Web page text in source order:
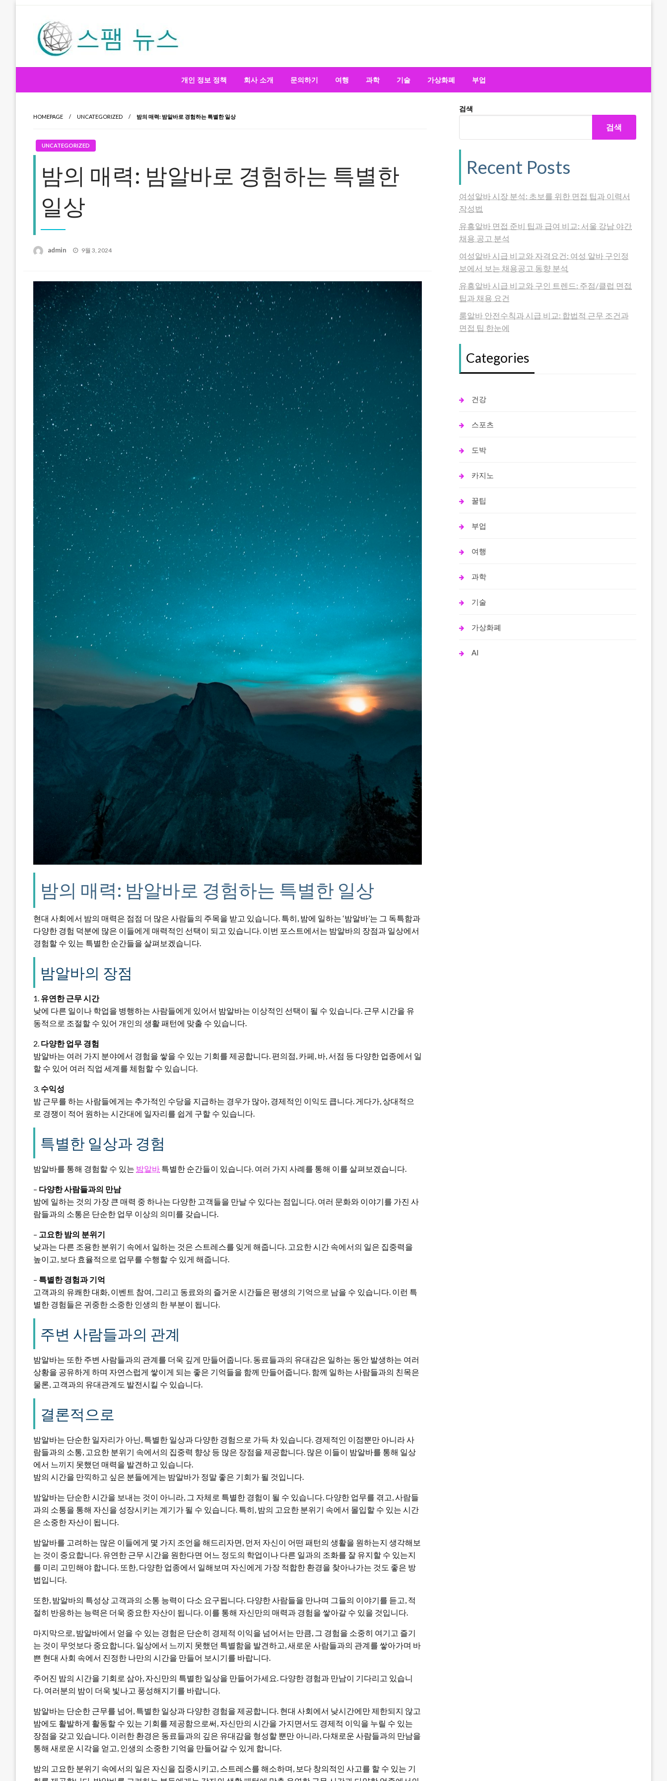
개인 정보 정책 회사 소개 문의하기 여행 과학 기술 가상화폐 부업
HOMEPAGE UNCATEGORIZED 밤의 매력: 밤알바로 경험하는 특별한 일상
UNCATEGORIZED
밤의 매력: 밤알바로 경험하는 특별한
일상
admin
Posted
9월 3, 2024
밤의 매력: 밤알바로 경험하는 특별한 일상
현대 사회에서 밤의 매력은 점점 더 많은 사람들의 주목을 받고 있습니다. 특히, 밤에 일하는 ‘밤알바’는 그 독특함과
다양한 경험 덕분에 많은 이들에게 매력적인 선택이 되고 있습니다. 이번 포스트에서는 밤알바의 장점과 일상에서
경험할 수 있는 특별한 순간들을 살펴보겠습니다.
밤알바의 장점
1. 유연한 근무 시간
낮에 다른 일이나 학업을 병행하는 사람들에게 있어서 밤알바는 이상적인 선택이 될 수 있습니다. 근무 시간을 유
동적으로 조절할 수 있어 개인의 생활 패턴에 맞출 수 있습니다.
2. 다양한 업무 경험
밤알바는 여러 가지 분야에서 경험을 쌓을 수 있는 기회를 제공합니다. 편의점, 카페, 바, 서점 등 다양한 업종에서 일
할 수 있어 여러 직업 세계를 체험할 수 있습니다.
3. 수익성
밤 근무를 하는 사람들에게는 추가적인 수당을 지급하는 경우가 많아, 경제적인 이익도 큽니다. 게다가, 상대적으
로 경쟁이 적어 원하는 시간대에 일자리를 쉽게 구할 수 있습니다.
특별한 일상과 경험
밤알바를 통해 경험할 수 있는 밤알바 특별한 순간들이 있습니다. 여러 가지 사례를 통해 이를 살펴보겠습니다.
– 다양한 사람들과의 만남
밤에 일하는 것의 가장 큰 매력 중 하나는 다양한 고객들을 만날 수 있다는 점입니다. 여러 문화와 이야기를 가진 사
람들과의 소통은 단순한 업무 이상의 의미를 갖습니다.
– 고요한 밤의 분위기
낮과는 다른 조용한 분위기 속에서 일하는 것은 스트레스를 잊게 해줍니다. 고요한 시간 속에서의 일은 집중력을
높이고, 보다 효율적으로 업무를 수행할 수 있게 해줍니다.
– 특별한 경험과 기억
고객과의 유쾌한 대화, 이벤트 참여, 그리고 동료와의 즐거운 시간들은 평생의 기억으로 남을 수 있습니다. 이런 특
별한 경험들은 귀중한 소중한 인생의 한 부분이 됩니다.
주변 사람들과의 관계
밤알바는 또한 주변 사람들과의 관계를 더욱 깊게 만들어줍니다. 동료들과의 유대감은 일하는 동안 발생하는 여러
상황을 공유하게 하며 자연스럽게 쌓이게 되는 좋은 기억들을 함께 만들어줍니다. 함께 일하는 사람들과의 친목은
물론, 고객과의 유대관계도 발전시킬 수 있습니다.
결론적으로
밤알바는 단순한 일자리가 아닌, 특별한 일상과 다양한 경험으로 가득 차 있습니다. 경제적인 이점뿐만 아니라 사
람들과의 소통, 고요한 분위기 속에서의 집중력 향상 등 많은 장점을 제공합니다. 많은 이들이 밤알바를 통해 일상
에서 느끼지 못했던 매력을 발견하고 있습니다.
밤의 시간을 만끽하고 싶은 분들에게는 밤알바가 정말 좋은 기회가 될 것입니다.
밤알바는 단순한 시간을 보내는 것이 아니라, 그 자체로 특별한 경험이 될 수 있습니다. 다양한 업무를 겪고, 사람들
과의 소통을 통해 자신을 성장시키는 계기가 될 수 있습니다. 특히, 밤의 고요한 분위기 속에서 몰입할 수 있는 시간
은 소중한 자산이 됩니다.
밤알바를 고려하는 많은 이들에게 몇 가지 조언을 해드리자면, 먼저 자신이 어떤 패턴의 생활을 원하는지 생각해보
는 것이 중요합니다. 유연한 근무 시간을 원한다면 어느 정도의 학업이나 다른 일과의 조화를 잘 유지할 수 있는지
를 미리 고민해야 합니다. 또한, 다양한 업종에서 일해보며 자신에게 가장 적합한 환경을 찾아나가는 것도 좋은 방
법입니다.
또한, 밤알바의 특성상 고객과의 소통 능력이 다소 요구됩니다. 다양한 사람들을 만나며 그들의 이야기를 듣고, 적
절히 반응하는 능력은 더욱 중요한 자산이 됩니다. 이를 통해 자신만의 매력과 경험을 쌓아갈 수 있을 것입니다.
마지막으로, 밤알바에서 얻을 수 있는 경험은 단순히 경제적 이익을 넘어서는 만큼, 그 경험을 소중히 여기고 즐기
는 것이 무엇보다 중요합니다. 일상에서 느끼지 못했던 특별함을 발견하고, 새로운 사람들과의 관계를 쌓아가며 바
쁜 현대 사회 속에서 진정한 나만의 시간을 만들어 보시기를 바랍니다.
주어진 밤의 시간을 기회로 삼아, 자신만의 특별한 일상을 만들어가세요. 다양한 경험과 만남이 기다리고 있습니
다. 여러분의 밤이 더욱 빛나고 풍성해지기를 바랍니다.
밤알바는 단순한 근무를 넘어, 특별한 일상과 다양한 경험을 제공합니다. 현대 사회에서 낮시간에만 제한되지 않고
밤에도 활발하게 활동할 수 있는 기회를 제공함으로써, 자신만의 시간을 가지면서도 경제적 이익을 누릴 수 있는
장점을 갖고 있습니다. 이러한 환경은 동료들과의 깊은 유대감을 형성할 뿐만 아니라, 다채로운 사람들과의 만남을
통해 새로운 시각을 얻고, 인생의 소중한 기억을 만들어갈 수 있게 합니다.
밤의 고요한 분위기 속에서의 일은 자신을 집중시키고, 스트레스를 해소하며, 보다 창의적인 사고를 할 수 있는 기
검색
검색
Recent Posts
여성알바 시장 분석: 초보를 위한 면접 팁과 이력서
작성법
유흥알바 면접 준비 팁과 급여 비교: 서울 강남 야간
채용 공고 분석
여성알바 시급 비교와 자격요건: 여성 알바 구인정
보에서 보는 채용공고 동향 분석
유흥알바 시급 비교와 구인 트렌드: 주점/클럽 면접
팁과 채용 요건
룸알바 안전수칙과 시급 비교: 합법적 근무 조건과
면접 팁 한눈에
Categories
건강
스포츠
도박
카지노
꿀팁
부업
여행
과학
기술
가상화폐
AI